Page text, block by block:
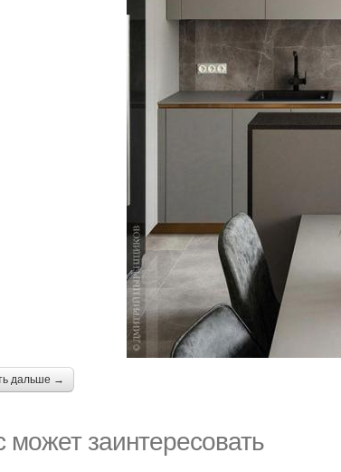
дальше →
может заинтересовать